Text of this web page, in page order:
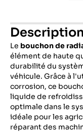
Le bouchon de
élément de haute
durabilité du
véhicule. Grâce à
corrosion, ce
liquide de
optimale dans le
idéale pour les
réparant des